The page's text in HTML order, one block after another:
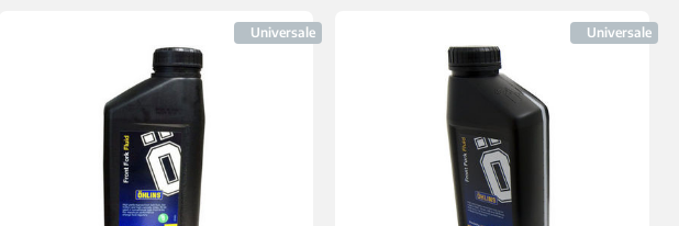
Universale Universale